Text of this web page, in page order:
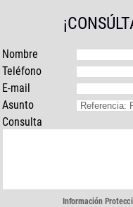
Nombre
Teléfono
E-mail
Asunto
Consulta
Información